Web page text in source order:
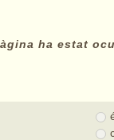
ha estat